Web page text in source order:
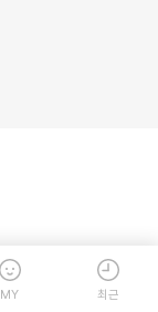
MY 최근